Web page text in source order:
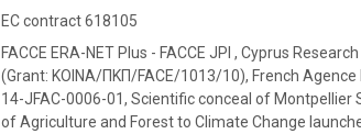
EC contract 618105
FACCE ERA-NET Plus - FACCE JPI , Cyprus
(Grant: KOINA/ΠΚΠ/FACE/1013/10), French
14-JFAC-0006-01, Scientific conceal of
of Agriculture and Forest to Climate Change